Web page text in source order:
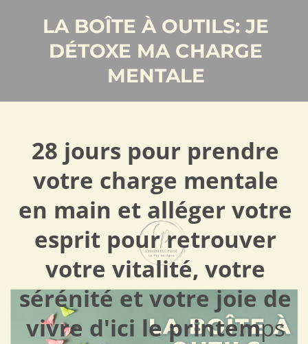
LA BOÎTE À OUTILS: JE
DÉTOXE MA CHARGE
MENTALE
28 jours pour prendre
votre charge mentale
en main et alléger votre
esprit pour retrouver
votre vitalité, votre
sérénité et votre joie de
vivre d'ici le printemps